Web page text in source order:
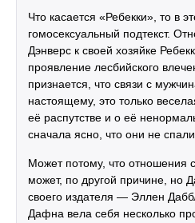
Что касается «Ребекки», то в
гомосексуальный подтекст.
Дэнверс к своей хозяйке
проявление лесбийского
признается, что связи с
настоящему, это только
её распутстве и о её
сначала ясно, что они не
Может потому, что отношения
может, по другой причине, но
своего издателя — Эллен
Дафна вела себя несколько